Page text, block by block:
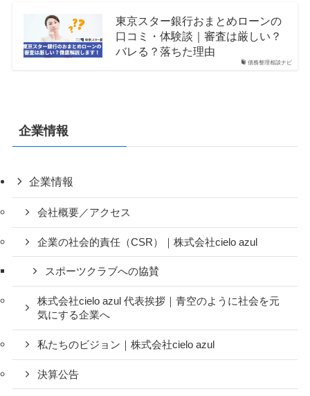
債務整理相談ナビ
東京スター銀行おまとめローンの
口コミ・体験談｜審査は厳しい？
バレる？落ちた理由
企業情報
企業情報
会社概要／アクセス
企業の社会的責任（CSR）｜株式会社cielo azul
スポーツクラブへの協賛
株式会社cielo azul 代表挨拶｜青空のように社会を元
気にする企業へ
私たちのビジョン｜株式会社cielo azul
決算公告